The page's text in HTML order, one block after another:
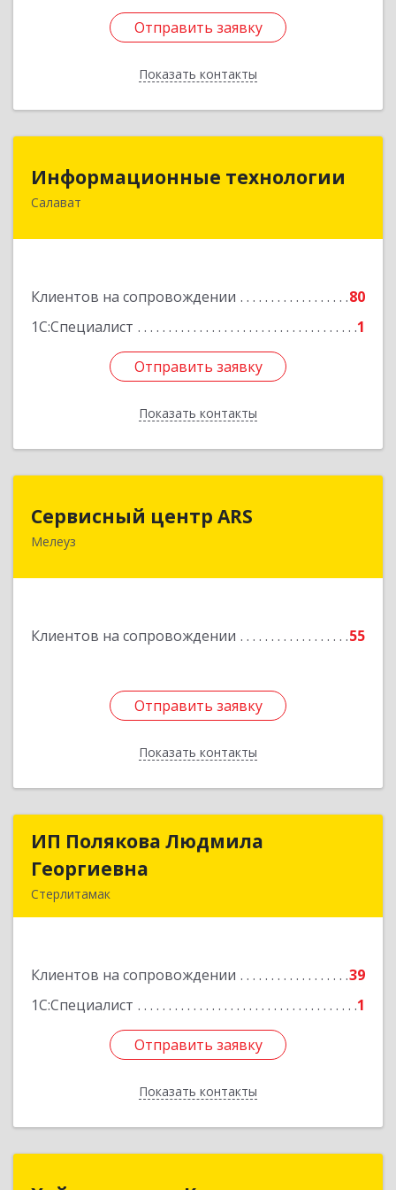
Отправить заявку
Показать контакты
Отправить заявку
Назад
Информационные технологии
Салават
Клиентов на сопровождении
80
1С:Специалист
1
Отправить заявку
Показать контакты
Информационные технологии
Отправить заявку
Назад
Сервисный центр ARS
Мелеуз
Клиентов на сопровождении 55
Отправить заявку
Показать контакты
Отправить заявку
Назад
ИП Полякова Людмила
Георгиевна
Стерлитамак
Клиентов на сопровождении
39
1С:Специалист
1
Отправить заявку
Показать контакты
ИП Полякова Людмила
Подробнее
Отправить заявку
Назад